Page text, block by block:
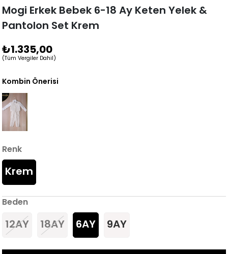
Mogi Erkek Bebek 6-18 Ay Keten Yelek &
Pantolon Set Krem
₺1.335,00
(Tüm Vergiler Dahil)
Kombin Önerisi
Renk
Krem
Beden
12AY 18AY 6AY 9AY